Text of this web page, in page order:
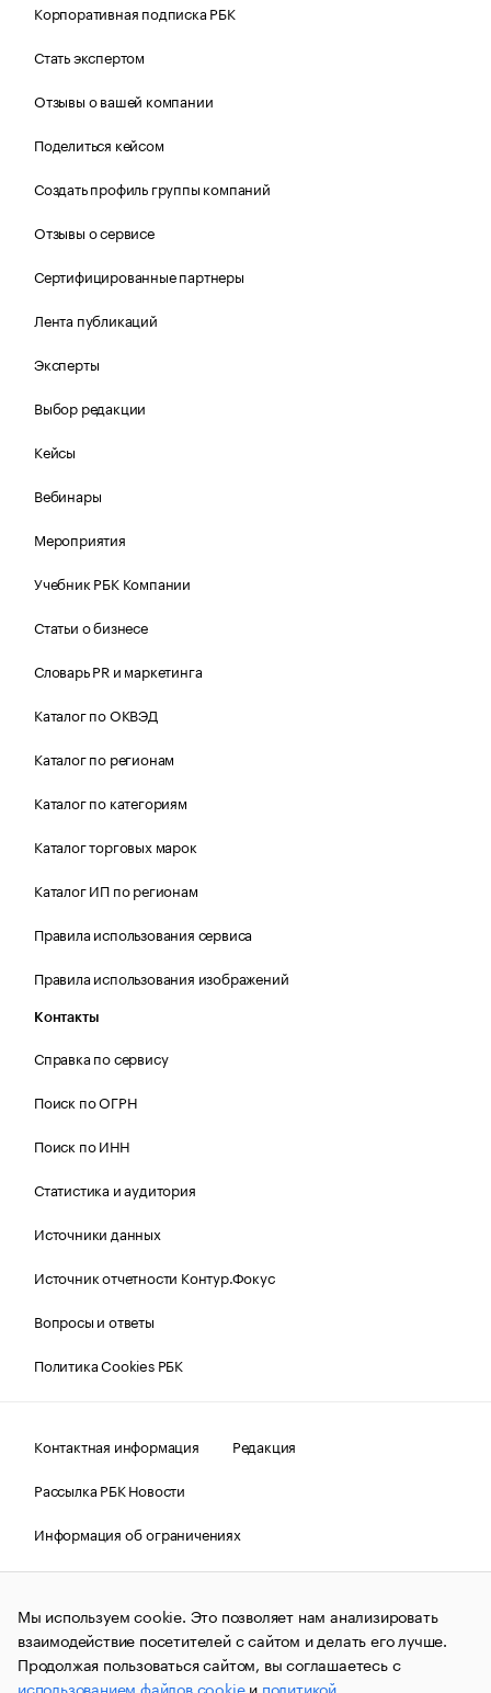
Корпоративная подписка РБК
Стать экспертом
Отзывы о вашей компании
Поделиться кейсом
Создать профиль группы компаний
Отзывы о сервисе
Сертифицированные партнеры
Лента публикаций
Эксперты
Выбор редакции
Кейсы
Вебинары
Мероприятия
Учебник РБК Компании
Статьи о бизнесе
Словарь PR и маркетинга
Каталог по ОКВЭД
Каталог по регионам
Каталог по категориям
Каталог торговых марок
Каталог ИП по регионам
Правила использования сервиса
Правила использования изображений
Контакты
Справка по сервису
Поиск по ОГРН
Поиск по ИНН
Статистика и аудитория
Источники данных
Источник отчетности Контур.Фокус
Вопросы и ответы
Политика Cookies РБК
Контактная информация
Редакция
Рассылка РБК Новости
Информация об ограничениях
Правовая информация
О соблюдении авторских прав
© АО «РОСБИЗНЕСКОНСАЛТИНГ»,1995–2026.Сообщения
и материалы информационного агентства «РБК»
(зарегистрировано Федеральной службой по надзору в сфере
связи, информационных технологий и массовых
коммуникаций (Роскомнадзор) 09.12.2015 за номером ИА
Мы используем cookie. Это позволяет нам анализировать
взаимодействие посетителей с сайтом и делать его лучше.
Продолжая пользоваться сайтом, вы соглашаетесь с
использованием файлов cookieи политикой